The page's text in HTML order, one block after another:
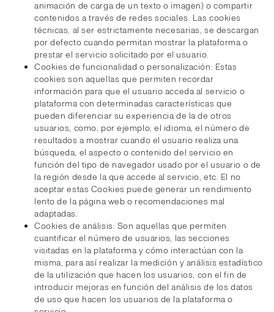
animación de carga de un texto o imagen) o compartir
contenidos a través de redes sociales. Las cookies
técnicas, al ser estrictamente necesarias, se descargan
por defecto cuando permitan mostrar la plataforma o
prestar el servicio solicitado por el usuario.
Cookies de funcionalidad o personalización: Estas
cookies son aquellas que permiten recordar
información para que el usuario acceda al servicio o
plataforma con determinadas características que
pueden diferenciar su experiencia de la de otros
usuarios, como, por ejemplo, el idioma, el número de
resultados a mostrar cuando el usuario realiza una
búsqueda, el aspecto o contenido del servicio en
función del tipo de navegador usado por el usuario o de
la región desde la que accede al servicio, etc. El no
aceptar estas Cookies puede generar un rendimiento
lento de la página web o recomendaciones mal
adaptadas.
Cookies de análisis: Son aquellas que permiten
cuantificar el número de usuarios, las secciones
visitadas en la plataforma y cómo interactúan con la
misma, para así realizar la medición y análisis estadístico
de la utilización que hacen los usuarios, con el fin de
introducir mejoras en función del análisis de los datos
de uso que hacen los usuarios de la plataforma o